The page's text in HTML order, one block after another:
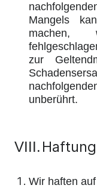
Mangels
machen,
zur
unberührt.
VIII. Haftung
Wir haften